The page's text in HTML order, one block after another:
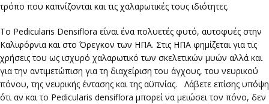
τρόπο που καπνίζονται και τις χαλαρωτικές τους ιδιότητες.
Το Pedicularis Densiflora είναι ένα πολυετές φυτό, αυτοφυές στην
Καλιφόρνια και στο Όρεγκον των ΗΠΑ. Στις ΗΠΑ φημίζεται για τις
χρήσεις του ως ισχυρό χαλαρωτικό των σκελετικών μυών αλλά και
για την αντιμετώπιση για τη διαχείριση του άγχους, του νευρικού
πόνου, της νευρικής έντασης και της αϋπνίας. Λάβετε επίσης υπόψη
ότι αν και το Pedicularis densiflora μπορεί να μειώσει τον πόνο, δεν